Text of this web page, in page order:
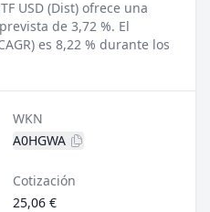
USD (Dist) ofrece una
de 3,72 %. El
es 8,22 % durante los
WKN
A0HGWA
Cotización
25,06 €